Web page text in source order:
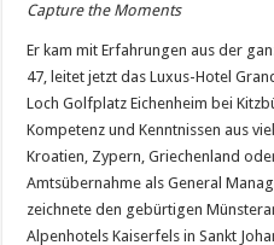
Capture the Moments
Er kam mit Erfahrungen aus der
47, leitet jetzt das Luxus-Hotel
Loch Golfplatz Eichenheim bei
Kompetenz und Kenntnissen aus
Kroatien, Zypern, Griechenland
Amtsübernahme als General
zeichnete den gebürtigen
Alpenhotels Kaiserfels in Sankt